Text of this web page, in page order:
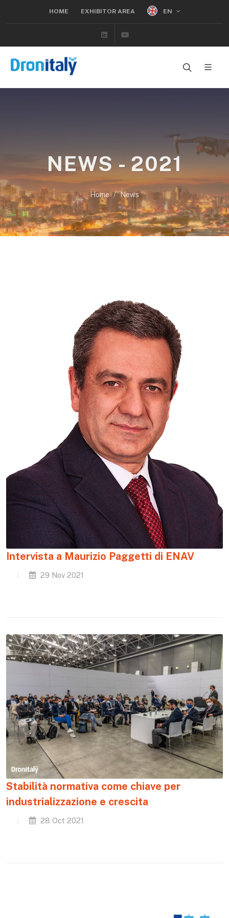
HOME EXHIBITOR AREA EN
Linkedin
NEWS - 2021
Home News
Intervista a Maurizio Paggetti di ENAV
29 Nov 2021
Stabilità normativa come chiave per
industrializzazione e crescita
28 Oct 2021